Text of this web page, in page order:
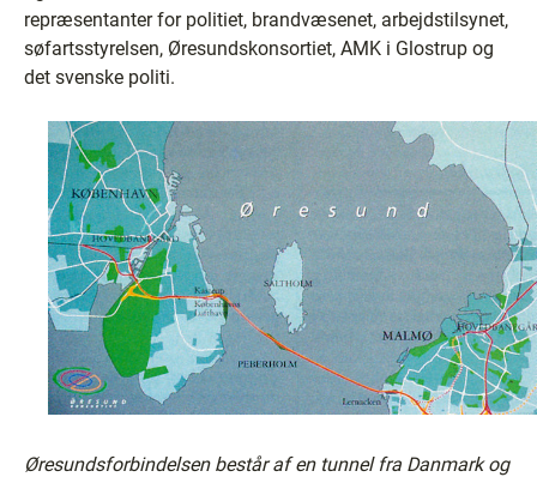
repræsentanter for politiet, brandvæsenet, arbejdstilsynet,
søfartsstyrelsen, Øresundskonsortiet, AMK i Glostrup og
det svenske politi.
Øresundsforbindelsen består af en tunnel fra Danmark og